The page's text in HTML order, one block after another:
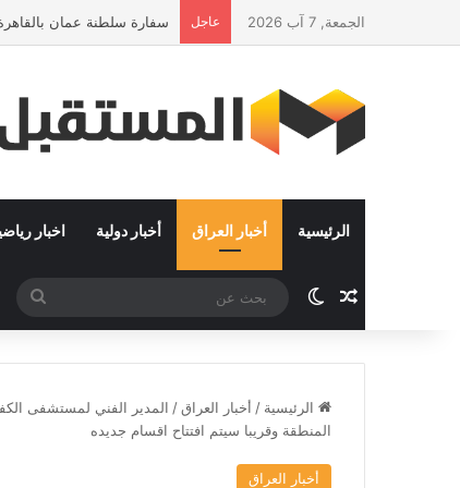
الجمعة, 7 آب 2026 عاجل سفارة سلطنة عمان
الرئيسية أخبار العراق أخبار دولية اخبار
مقال عشوائي
الوضع المظلم
عن
الرئيسية / أخبار العراق/
المنطقة وقريبا سيتم افتتاح اقسام جديده
أخبار العراق